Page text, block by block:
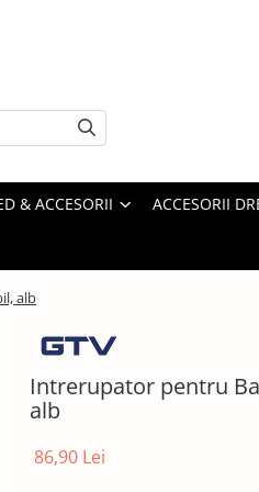
& ACCESORII ACCESORII
alb
Intrerupator pentru
alb
86,90 Lei